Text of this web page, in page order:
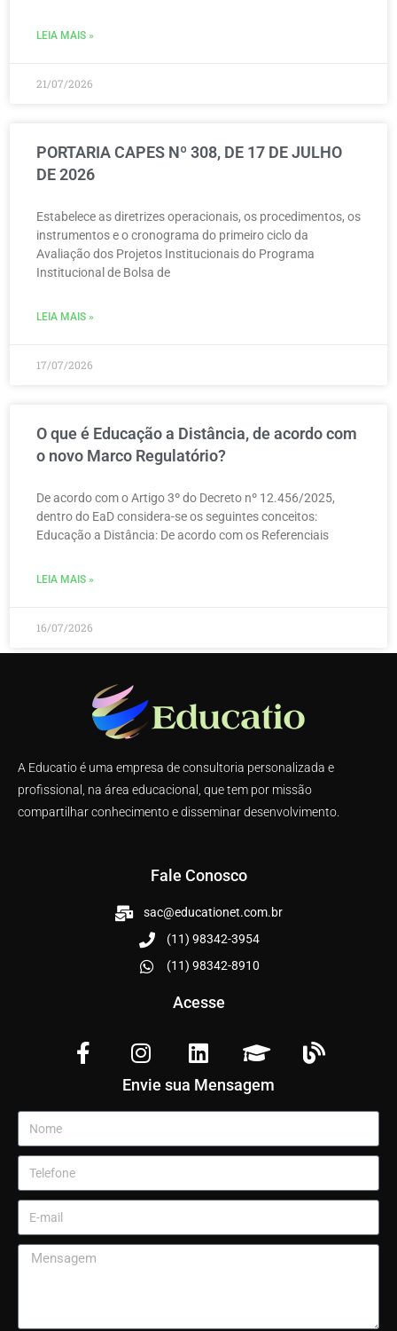
LEIA MAIS »
21/07/2026
PORTARIA CAPES Nº 308, DE 17 DE JULHO
DE 2026
Estabelece as diretrizes operacionais, os procedimentos, os
instrumentos e o cronograma do primeiro ciclo da
Avaliação dos Projetos Institucionais do Programa
Institucional de Bolsa de
LEIA MAIS »
17/07/2026
O que é Educação a Distância, de acordo com
o novo Marco Regulatório?
De acordo com o Artigo 3º do Decreto nº 12.456/2025,
dentro do EaD considera-se os seguintes conceitos:
Educação a Distância: De acordo com os Referenciais
LEIA MAIS »
16/07/2026
A Educatio é uma empresa de consultoria personalizada e
profissional, na área educacional, que tem por missão
compartilhar conhecimento e disseminar desenvolvimento.
Fale Conosco
sac@educationet.com.br
(11) 98342-3954
(11) 98342-8910
Acesse
Envie sua Mensagem